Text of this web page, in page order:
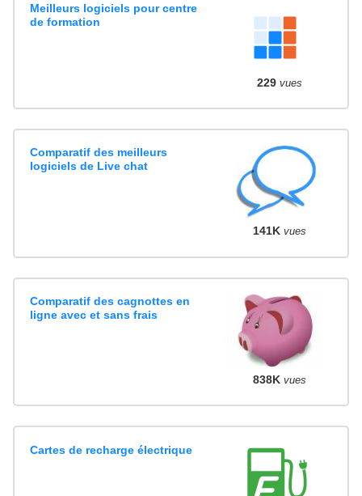
Meilleurs logiciels pour centre
de formation
229 vues
Comparatif des meilleurs
logiciels de Live chat
141K vues
Comparatif des cagnottes en
ligne avec et sans frais
838K vues
Cartes de recharge électrique